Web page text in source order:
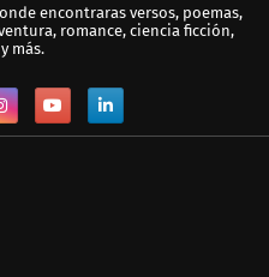
encontraras versos, poemas,
romance, ciencia ficción,
más.